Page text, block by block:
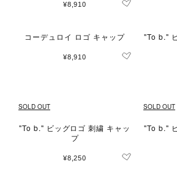
¥8,910
コーデュロイ ロゴ キャップ
¥8,910
"To b."
SOLD OUT
"To b." ビッグロゴ 刺繍 キャッ
プ
¥8,250
SOLD OUT
"To b."